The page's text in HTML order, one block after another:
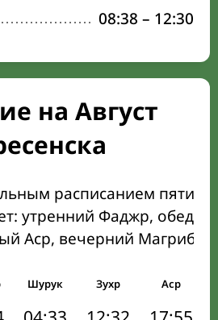
08:38 – 12:30
на Август
расписанием пяти
утренний Фаджр,
Аср, вечерний Магриб
Шурук Зухр Аср